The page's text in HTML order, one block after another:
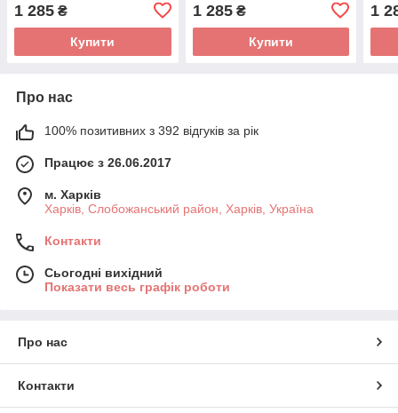
Коробка Зелений
1 285 ₴
Купити
Коробка Камуфляж сирій
1 285₴
Купити
1
Про нас
100% позитивних з 392 відгуків за рік
Працює з 26.06.2017
м. Харків
Харків, Слобожанський район, Харків, Україна
Контакти
Сьогодні вихідний
Показати весь графік роботи
Про нас
Контакти